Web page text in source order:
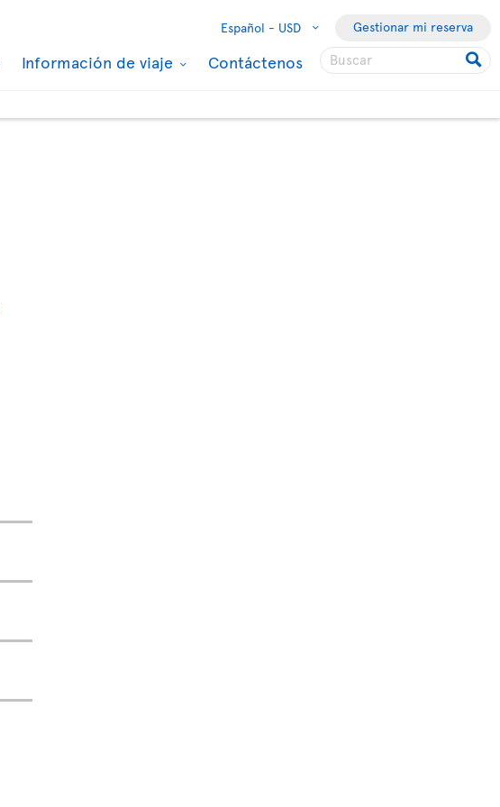
Español - USD Gestionar mi reserva
Información de viaje Contáctenos